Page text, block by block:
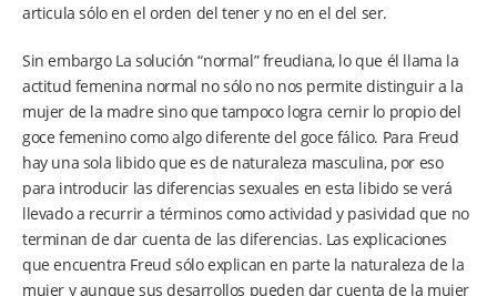
articula sólo en el orden del tener y no en el del ser.
Sin embargo La solución “normal” freudiana, lo que él llama la
actitud femenina normal no sólo no nos permite distinguir a la
mujer de la madre sino que tampoco logra cernir lo propio del
goce femenino como algo diferente del goce fálico. Para Freud
hay una sola libido que es de naturaleza masculina, por eso
para introducir las diferencias sexuales en esta libido se verá
llevado a recurrir a términos como actividad y pasividad que no
terminan de dar cuenta de las diferencias. Las explicaciones
que encuentra Freud sólo explican en parte la naturaleza de la
mujer y aunque sus desarrollos pueden dar cuenta de la mujer